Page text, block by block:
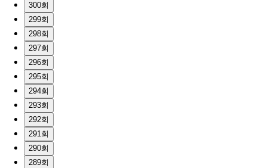
300회
299회
298회
297회
296회
295회
294회
293회
292회
291회
290회
289회